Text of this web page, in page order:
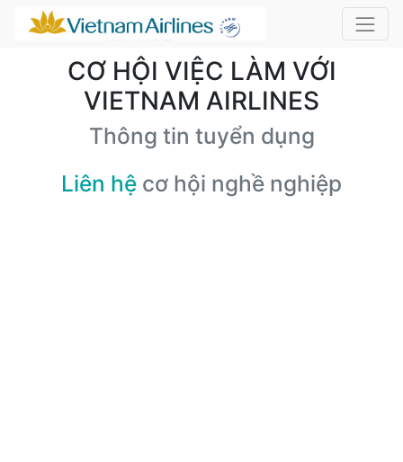
CƠ HỘI VIỆC LÀM VỚI
VIETNAM AIRLINES
Thông tin tuyển dụng
Liên hệ cơ hội nghề nghiệp